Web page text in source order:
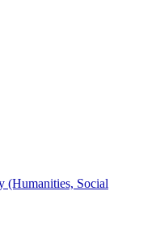
(Humanities, Social